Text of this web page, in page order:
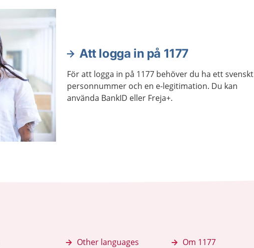
Att logga in på 1177
För att logga in på 1177 behöver du ha ett svenskt
personnummer och en e-legitimation. Du kan
använda BankID eller Freja+.
Other languages Om 1177